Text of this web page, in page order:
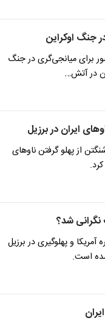
جنگ اوکراین
برای میانجی‌گری در جنگ
در آتش…
ایران در برزیل
از پهلو گرفتن ناوهای
نگرانی شد؟
و پهلوگیری در برزیل
است.